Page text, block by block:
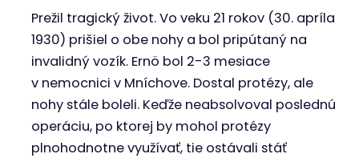
Prežil tragický život. Vo veku 21 rokov (30. apríla
1930) prišiel o obe nohy a bol pripútaný na
invalidný vozík. Ernö bol 2-3 mesiace
v nemocnici v Mníchove. Dostal protézy, ale
nohy stále boleli. Keďže neabsolvoval poslednú
operáciu, po ktorej by mohol protézy
plnohodnotne využívať, tie ostávali stáť